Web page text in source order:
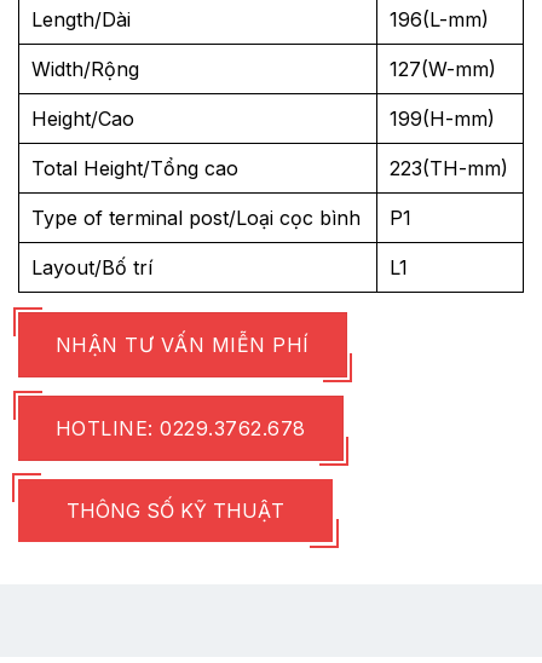
Length/Dài 196(L-mm)
Width/Rộng 127(W-mm)
Height/Cao 199(H-mm)
Total Height/Tổng cao 223(TH-mm)
Type of terminal post/Loại cọc bình P1
Layout/Bố trí L1
NHẬN TƯ VẤN MIỄN PHÍ
HOTLINE: 0229.3762.678
THÔNG SỐ KỸ THUẬT